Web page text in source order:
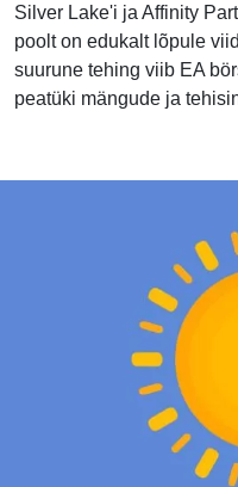
Silver Lake'i ja Affinity
poolt on edukalt lõpule
suurune tehing viib EA
peatüki mängude ja